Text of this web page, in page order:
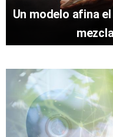
Un modelo afina